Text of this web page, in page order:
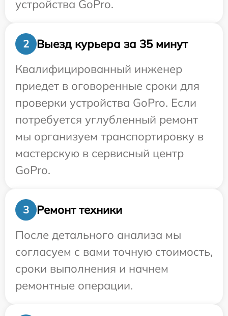
устройства GoPro.
2
Выезд курьера за 35 минут
Квалифицированный инженер
приедет в оговоренные сроки для
проверки устройства GoPro. Если
потребуется углубленный ремонт
мы организуем транспортировку в
мастерскую в сервисный центр
GoPro.
3
Ремонт техники
После детального анализа мы
согласуем с вами точную стоимость,
сроки выполнения и начнем
ремонтные операции.